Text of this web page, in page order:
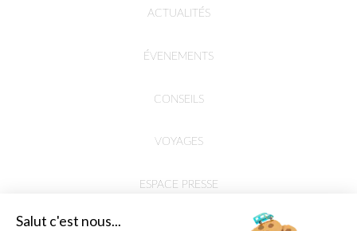
ACTUALITÉS
ÉVENEMENTS
CONSEILS
VOYAGES
ESPACE PRESSE
Salut c'est nous...